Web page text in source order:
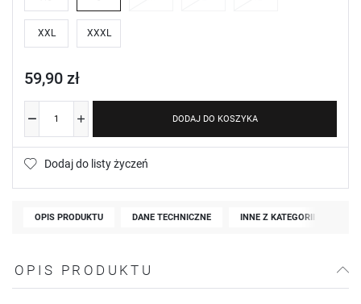
XXL XXXL
59,90 zł
DODAJ DO KOSZYKA
Dodaj do listy życzeń
OPIS PRODUKTU DANE TECHNICZNE INNE Z KATEGORII
OPIS PRODUKTU